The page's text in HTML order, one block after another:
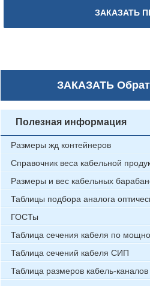
ЗАКАЗАТЬ
ЗАКАЗАТЬ
Полезная информация
Размеры жд контейнеров
Справочник веса кабельной
Размеры и вес кабельных
Таблицы подбора аналога
ГОСТы
Таблица сечения кабеля по
Таблица сечений кабеля СИП
Таблица размеров кабель-каналов